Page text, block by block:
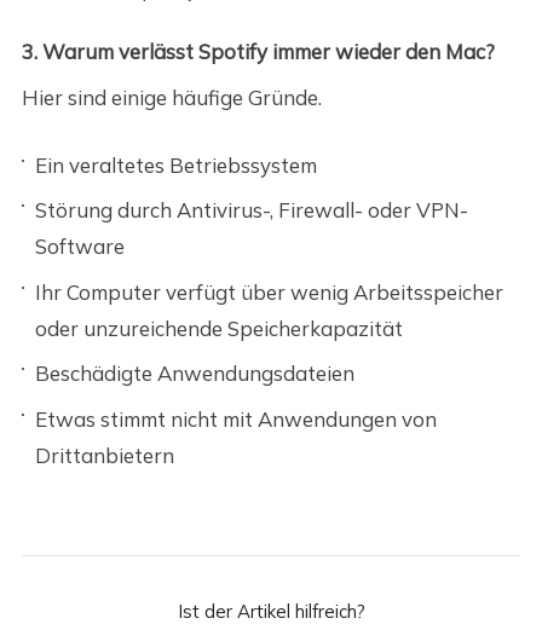
3. Warum verlässt Spotify immer wieder den Mac?
Hier sind einige häufige Gründe.
Ein veraltetes Betriebssystem
Störung durch Antivirus-, Firewall- oder VPN-
Software
Ihr Computer verfügt über wenig Arbeitsspeicher
oder unzureichende Speicherkapazität
Beschädigte Anwendungsdateien
Etwas stimmt nicht mit Anwendungen von
Drittanbietern
Ist der Artikel hilfreich?